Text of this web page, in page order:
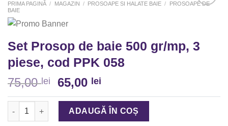
la
Favorite
PRIMA PAGINĂ / MAGAZIN / PROSOAPE SI HALATE BAIE /
PROSOAPE DE
BAIE
Set Prosop de baie 500 gr/mp, 3
piese, cod PPK 058
75,00 lei 65,00 lei
Cantitate Set Prosop de baie 500 gr/mp, 3 piese, cod PPK 058
ADAUGĂ ÎN COȘ